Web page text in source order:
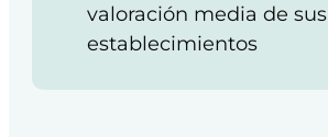
valoración media de sus
establecimientos